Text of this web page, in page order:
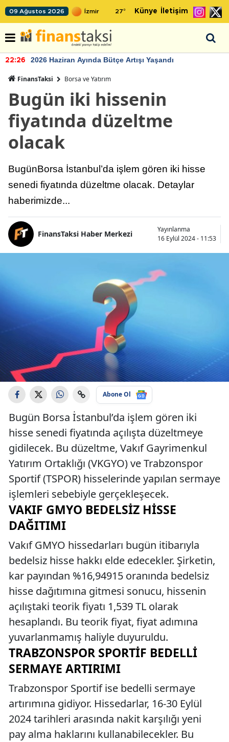
09 Ağustos 2026 27° Künye İletişim
22:26 2026 Haziran Ayında Bütçe Artışı Yaşandı
FinansTaksi Borsa ve Yatırım
Bugün iki hissenin
fiyatında düzeltme
olacak
BugünBorsa İstanbul’da işlem gören iki hisse
senedi fiyatında düzeltme olacak. Detaylar
haberimizde...
FinansTaksi Haber Merkezi
Yayınlanma
16 Eylül 2024 - 11:53
Abone Ol
Bugün Borsa İstanbul’da işlem gören iki
hisse senedi fiyatında açılışta düzeltmeye
gidilecek. Bu düzeltme, Vakıf Gayrimenkul
Yatırım Ortaklığı (VKGYO) ve Trabzonspor
Sportif (TSPOR) hisselerinde yapılan sermaye
işlemleri sebebiyle gerçekleşecek.
VAKIF GMYO BEDELSIZ HISSE
DAĞITIMI
Vakıf GMYO hissedarları bugün itibarıyla
bedelsiz hisse hakkı elde edecekler. Şirketin,
kar payından %16,94915 oranında bedelsiz
hisse dağıtımına gitmesi sonucu, hissenin
açılıştaki teorik fiyatı 1,539 TL olarak
hesaplandı. Bu teorik fiyat, fiyat adımına
yuvarlanmamış haliyle duyuruldu.
TRABZONSPOR SPORTIF BEDELLI
SERMAYE ARTIRIMI
Trabzonspor Sportif ise bedelli sermaye
artırımına gidiyor. Hissedarlar, 16-30 Eylül
2024 tarihleri arasında nakit karşılığı yeni
pay alma haklarını kullanabilecekler. Bu